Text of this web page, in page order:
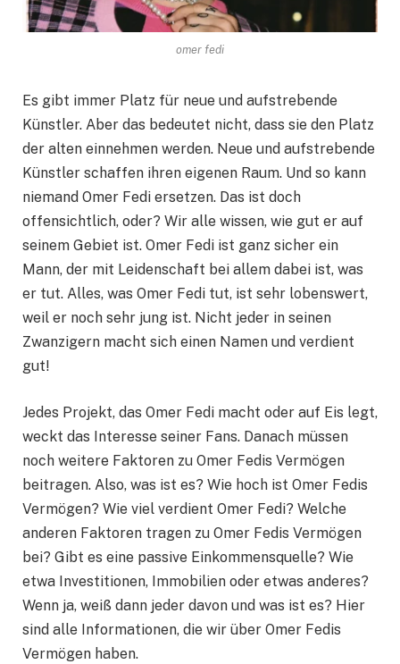
omer fedi
Es gibt immer Platz für neue und aufstrebende
Künstler. Aber das bedeutet nicht, dass sie den Platz
der alten einnehmen werden. Neue und aufstrebende
Künstler schaffen ihren eigenen Raum. Und so kann
niemand Omer Fedi ersetzen. Das ist doch
offensichtlich, oder? Wir alle wissen, wie gut er auf
seinem Gebiet ist. Omer Fedi ist ganz sicher ein
Mann, der mit Leidenschaft bei allem dabei ist, was
er tut. Alles, was Omer Fedi tut, ist sehr lobenswert,
weil er noch sehr jung ist. Nicht jeder in seinen
Zwanzigern macht sich einen Namen und verdient
gut!
Jedes Projekt, das Omer Fedi macht oder auf Eis legt,
weckt das Interesse seiner Fans. Danach müssen
noch weitere Faktoren zu Omer Fedis Vermögen
beitragen. Also, was ist es? Wie hoch ist Omer Fedis
Vermögen? Wie viel verdient Omer Fedi? Welche
anderen Faktoren tragen zu Omer Fedis Vermögen
bei? Gibt es eine passive Einkommensquelle? Wie
etwa Investitionen, Immobilien oder etwas anderes?
Wenn ja, weiß dann jeder davon und was ist es? Hier
sind alle Informationen, die wir über Omer Fedis
Vermögen haben.